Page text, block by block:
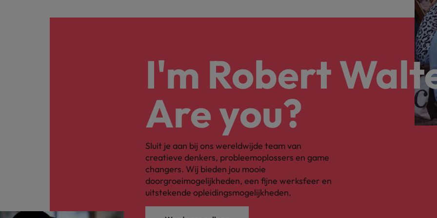
I'm Robert
Are you?
Sluit je aan bij ons wereldwijde team van
creatieve denkers, probleemoplossers en game
changers. Wij bieden jou mooie
doorgroeimogelijkheden, een fijne werksfeer en
uitstekende opleidingsmogelijkheden.